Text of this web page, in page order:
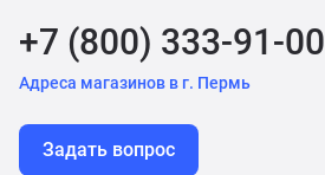
+7 (800) 333-91-00
Адреса магазинов в г. Пермь
Задать вопрос